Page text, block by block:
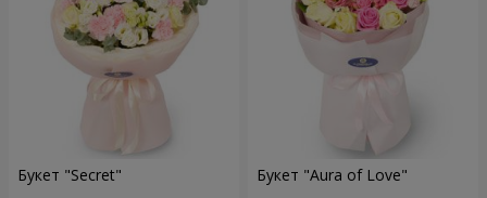
Букет "Secret" Букет "Aura of Love"